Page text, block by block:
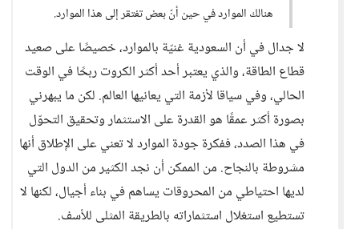
هنالك الموارد في حين أنّ بعض تفتقر إلى هذا الموارد.
لا جدال في أن السعودية غنيّة بالموارد، خصيصًا على صعيد
قطاع الطاقة، والذي يعتبر أحد أكثر الكروت ربحًا في الوقت
الحالي، وفي سياقا لأزمة التي يعانيها العالم. لكن ما يبهرني
بصورة أكثر عمقًا هو القدرة على الاستثمار وتحقيق التحوّل
في هذا الصدد، ففكرة جودة الموارد لا تعني على الإطلاق أنها
مشروطة بالنجاح. من الممكن أن نجد الكثير من الدول التي
لديها احتياطي من المحروقات يساهم في بناء أجيال، لكنها لا
تستطيع استغلال استثماراته بالطريقة المثلى للأسف.